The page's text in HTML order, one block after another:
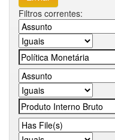
Filtros correntes: